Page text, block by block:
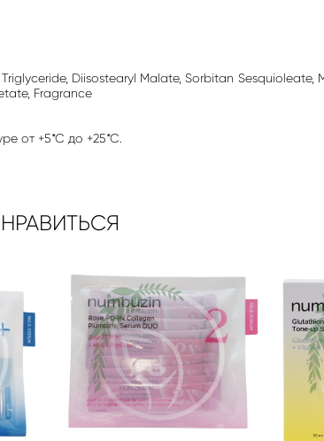
Diisostearyl Malate, Sorbitan Sesquioleate,
Fragrance
от +5*С до +25*С.